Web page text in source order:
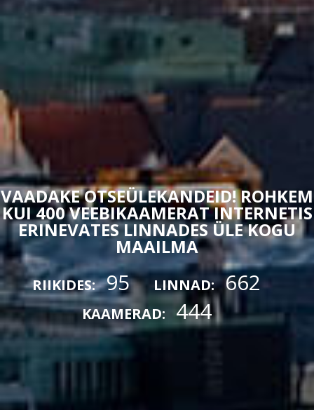
VAADAKE OTSEÜLEKANDEID! ROHKEM
KUI 400 VEEBIKAAMERAT INTERNETIS
ERINEVATES LINNADES ÜLE KOGU
MAAILMA
RIIKIDES: 95 LINNAD: 662
KAAMERAD: 444